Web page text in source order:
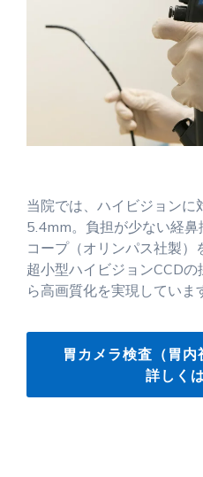
当院では、ハイビジョンに
5.4mm。負担が少ない経
コープ（オリンパス社製）
超小型ハイビジョンCCD
ら高画質化を実現していま
胃カメラ検査（胃
詳しく